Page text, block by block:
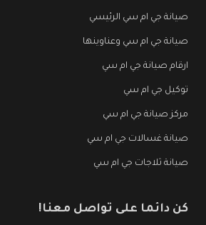
صيانة جي ام سي الرئيسي
صيانة جي ام سي وعناوينها
ارقام صيانة جي ام سي
توكيل جي ام سي
مركز صيانة جي ام سي
صيانة غسالات جي ام سي
صيانة ثلاجات جي ام سي
كن دائما على تواصل معنا!